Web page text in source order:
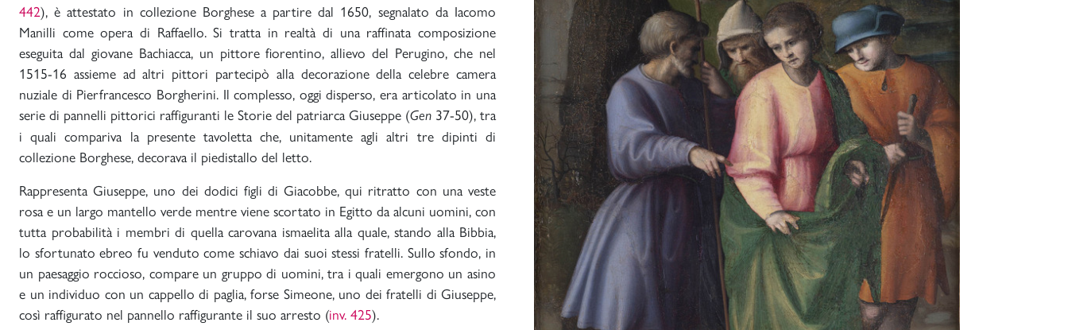
442), è attestato in collezione Borghese a partire dal 1650, segnalato da Iacomo
Manilli come opera di Raffaello. Si tratta in realtà di una raffinata composizione
eseguita dal giovane Bachiacca, un pittore fiorentino, allievo del Perugino, che nel
1515-16 assieme ad altri pittori partecipò alla decorazione della celebre camera
nuziale di Pierfrancesco Borgherini. Il complesso, oggi disperso, era articolato in una
serie di pannelli pittorici raffiguranti le Storie del patriarca Giuseppe (Gen 37-50), tra
i quali compariva la presente tavoletta che, unitamente agli altri tre dipinti di
collezione Borghese, decorava il piedistallo del letto.
Rappresenta Giuseppe, uno dei dodici figli di Giacobbe, qui ritratto con una veste
rosa e un largo mantello verde mentre viene scortato in Egitto da alcuni uomini, con
tutta probabilità i membri di quella carovana ismaelita alla quale, stando alla Bibbia,
lo sfortunato ebreo fu venduto come schiavo dai suoi stessi fratelli. Sullo sfondo, in
un paesaggio roccioso, compare un gruppo di uomini, tra i quali emergono un asino
e un individuo con un cappello di paglia, forse Simeone, uno dei fratelli di Giuseppe,
così raffigurato nel pannello raffigurante il suo arresto (inv. 425).